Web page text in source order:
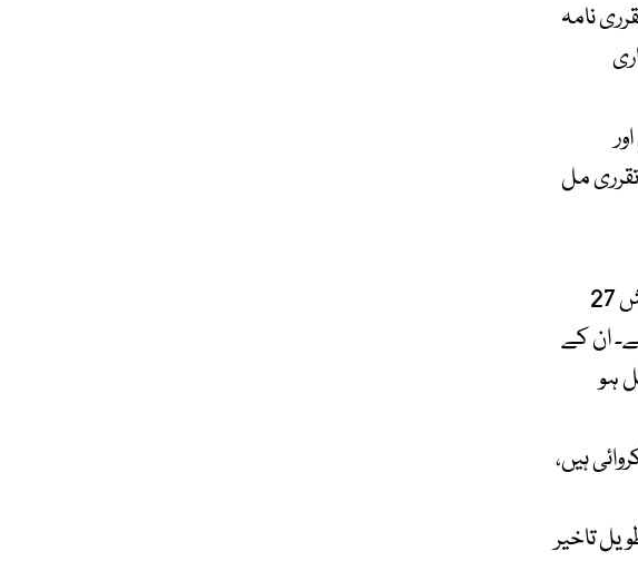
کو تقرری نامہ
مل
مزید دلچسپ اور متنازع پہلو اس وقت سامنے آیا جب ان کے تعلیمی ریکارڈ میں تاریخ پیدائش 27
وہ دعویٰ کرتے ہیں کہ ان کی اصل تاریخ پیدائش 27 مئی 1967 ہے۔ ان کے
ہو
ہیں،
تاخیر